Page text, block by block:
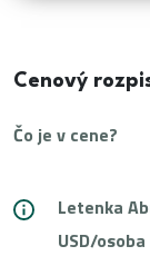
Cenový
Čo je v cene?
Letenka
USD/osoba